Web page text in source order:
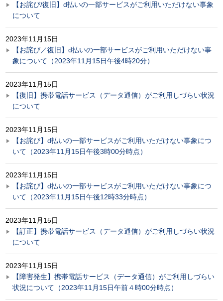
【お詫び/復旧】d払いの一部サービスがご利用いただけない事象
について
2023年11月15日
【お詫び／復旧】d払いの一部サービスがご利用いただけない事
象について（2023年11月15日午後4時20分）
2023年11月15日
【復旧】携帯電話サービス（データ通信）がご利用しづらい状況
について
2023年11月15日
【お詫び】d払いの一部サービスがご利用いただけない事象につ
いて（2023年11月15日午後3時00分時点）
2023年11月15日
【お詫び】d払いの一部サービスがご利用いただけない事象につ
いて（2023年11月15日午後12時33分時点）
2023年11月15日
【訂正】携帯電話サービス（データ通信）がご利用しづらい状況
について
2023年11月15日
【障害発生】携帯電話サービス（データ通信）がご利用しづらい
状況について（2023年11月15日午前４時00分時点）